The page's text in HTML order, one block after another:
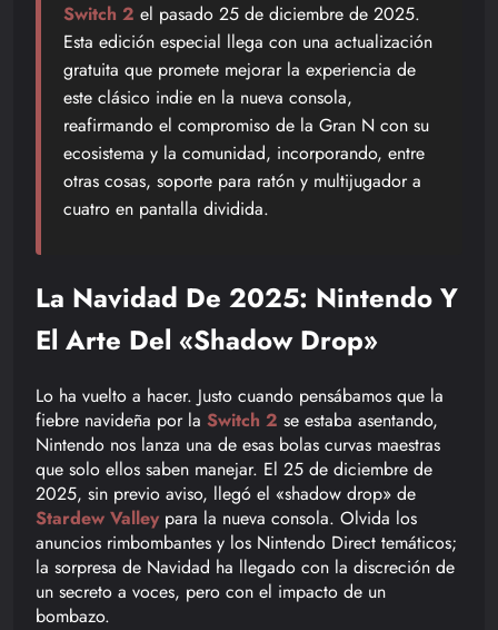
Switch 2 el pasado 25 de diciembre de 2025.
Esta edición especial llega con una actualización
gratuita que promete mejorar la experiencia de
este clásico indie en la nueva consola,
reafirmando el compromiso de la Gran N con su
ecosistema y la comunidad, incorporando, entre
otras cosas, soporte para ratón y multijugador a
cuatro en pantalla dividida.
La Navidad De 2025: Nintendo Y
El Arte Del «Shadow Drop»
Lo ha vuelto a hacer. Justo cuando pensábamos que la
fiebre navideña por la Switch 2 se estaba asentando,
Nintendo nos lanza una de esas bolas curvas maestras
que solo ellos saben manejar. El 25 de diciembre de
2025, sin previo aviso, llegó el «shadow drop» de
Stardew Valley para la nueva consola. Olvida los
anuncios rimbombantes y los Nintendo Direct temáticos;
la sorpresa de Navidad ha llegado con la discreción de
un secreto a voces, pero con el impacto de un
bombazo.